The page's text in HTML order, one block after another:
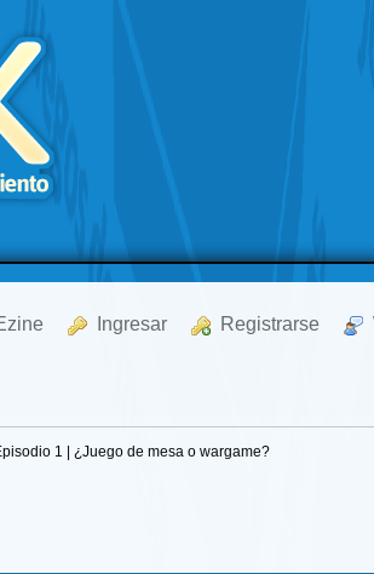
Ingresar Registrarse
1 | ¿Juego de mesa o wargame?